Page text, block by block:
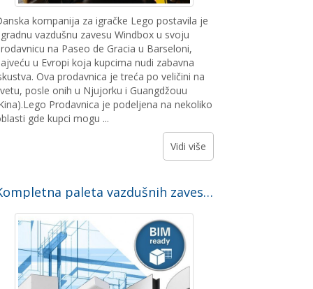
kompanija za igračke Lego postavila je
vazdušnu zavesu Windbox u svoju
na Paseo de Gracia u Barseloni,
u Evropi koja kupcima nudi zabavna
Ova prodavnica je treća po veličini na
posle onih u Njujorku i Guangdžouu
Prodavnica je podeljena na nekoliko
gde kupci mogu ...
Vidi više
Kompletna paleta vazdušnih zavesa Airtecnics dostupna u BIM-u